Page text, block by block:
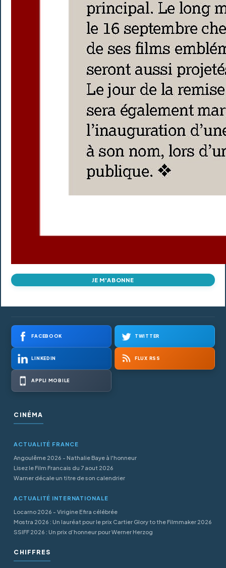
JE M'ABONNE
FACEBOOK TWITTER
LINKEDIN FLUX RSS
APPLI MOBILE
CINÉMA
ACTUALITÉ FRANCE
Angoulême 2026 - Nathalie Baye à l'honneur
Lisez le Film Francais du 7 aout 2026
Warner décale un titre de son calendrier
ACTUALITÉ INTERNATIONALE
Locarno 2026 - Virigine Efira célébrée
Mostra 2026 : Un lauréat pour le prix Cartier Glory to the Filmmaker 2026
SSIFF 2026 : Un prix d’honneur pour Werner Herzog
CHIFFRES